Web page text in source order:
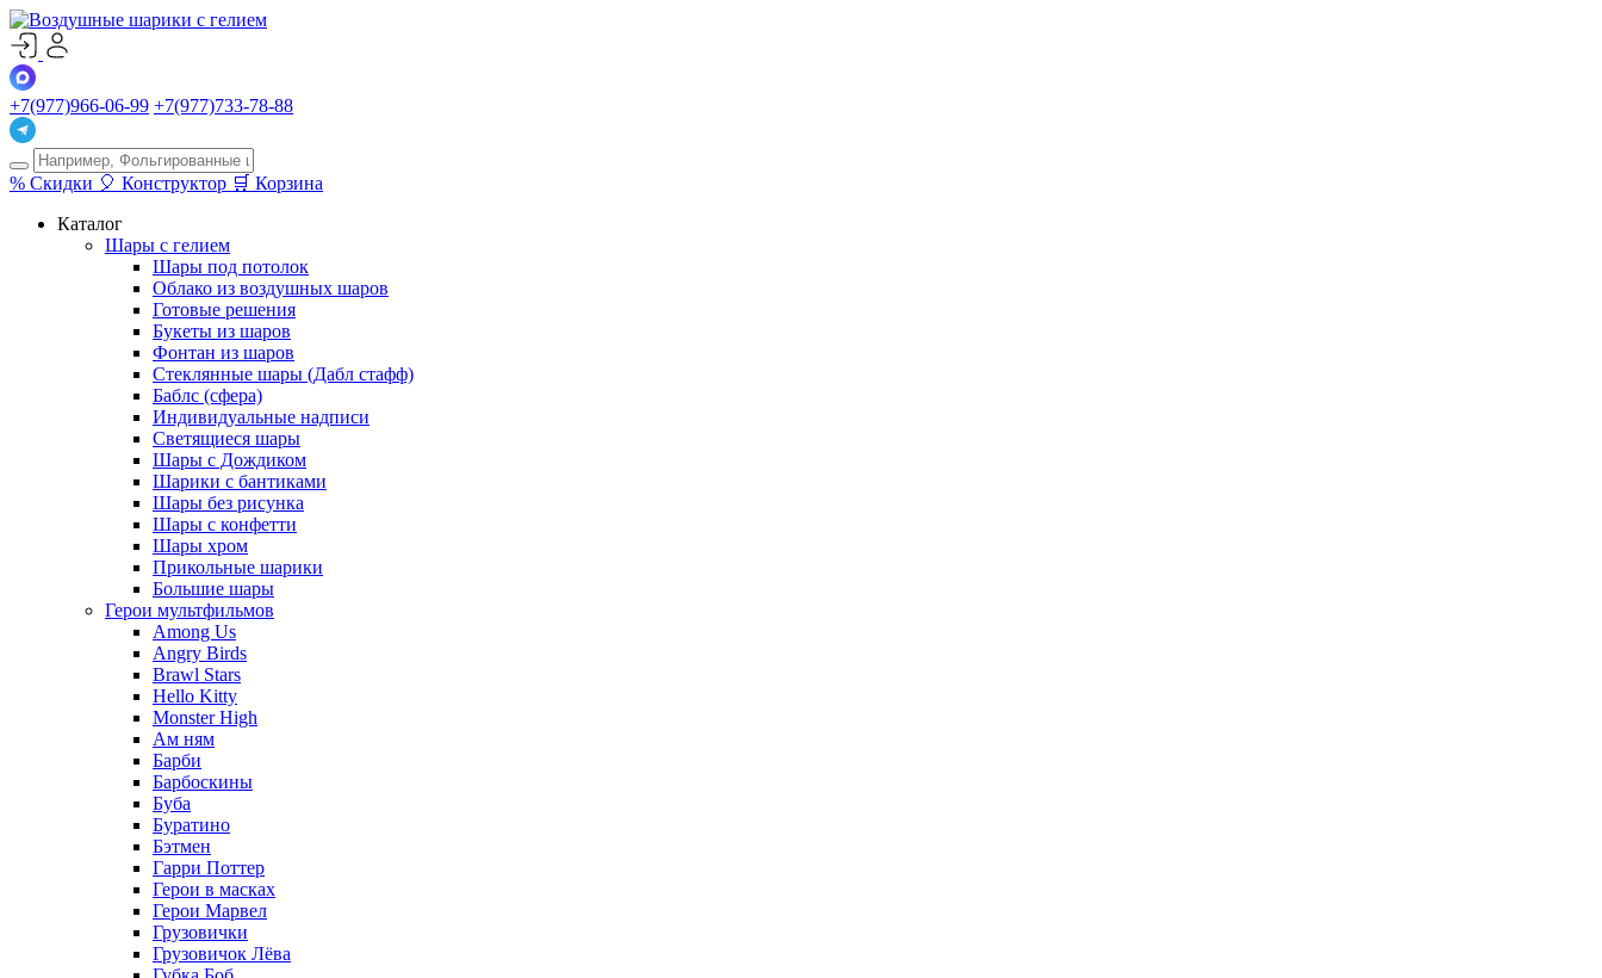
+7(977)966-06-99 +7(977)733-78-88
% Скидки 🎈 Конструктор 🛒 Корзина
Каталог
Шары с гелием
Шары под потолок
Облако из воздушных шаров
Готовые решения
Букеты из шаров
Фонтан из шаров
Стеклянные шары (Дабл стафф)
Баблс (сфера)
Индивидуальные надписи
Светящиеся шары
Шары с Дождиком
Шарики с бантиками
Шары без рисунка
Шары с конфетти
Шары хром
Прикольные шарики
Большие шары
Герои мультфильмов
Among Us
Angry Birds
Brawl Stars
Hello Kitty
Monster High
Ам ням
Барби
Барбоскины
Буба
Буратино
Бэтмен
Гарри Поттер
Герои в масках
Герои Марвел
Грузовички
Грузовичок Лёва